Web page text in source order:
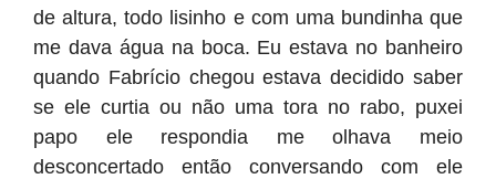
de altura, todo lisinho e com uma bundinha que
me dava água na boca. Eu estava no banheiro
quando Fabrício chegou estava decidido saber
se ele curtia ou não uma tora no rabo, puxei
papo ele respondia me olhava meio
desconcertado então conversando com ele